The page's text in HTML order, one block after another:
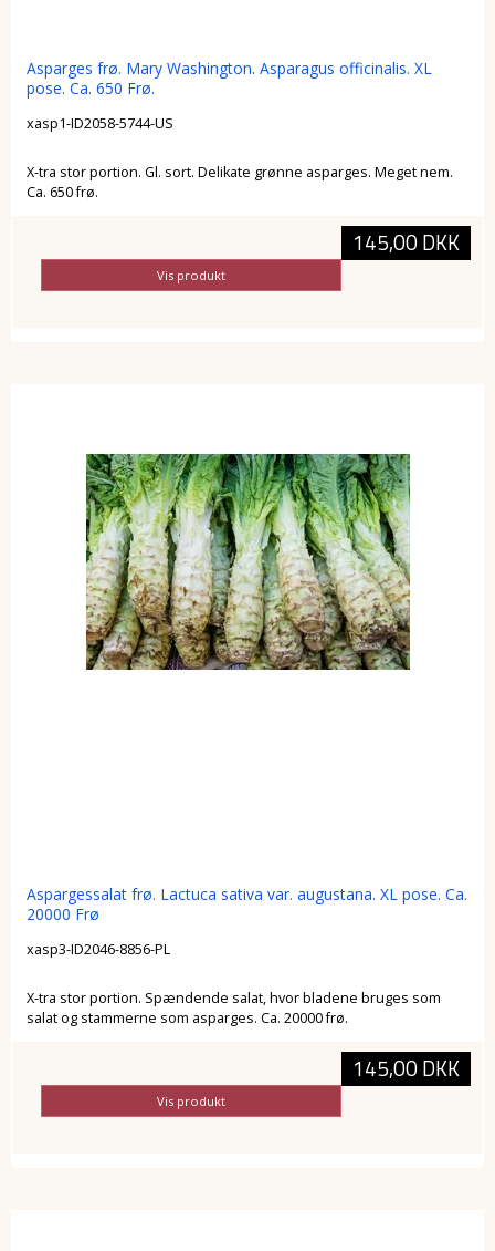
Asparges frø. Mary Washington. Asparagus officinalis. XL
pose. Ca. 650 Frø.
xasp1-ID2058-5744-US
X-tra stor portion. Gl. sort. Delikate grønne asparges. Meget nem.
Ca. 650 frø.
145,00 DKK
Vis produkt
Aspargessalat frø. Lactuca sativa var. augustana. XL pose. Ca.
20000 Frø
xasp3-ID2046-8856-PL
X-tra stor portion. Spændende salat, hvor bladene bruges som
salat og stammerne som asparges. Ca. 20000 frø.
145,00 DKK
Vis produkt